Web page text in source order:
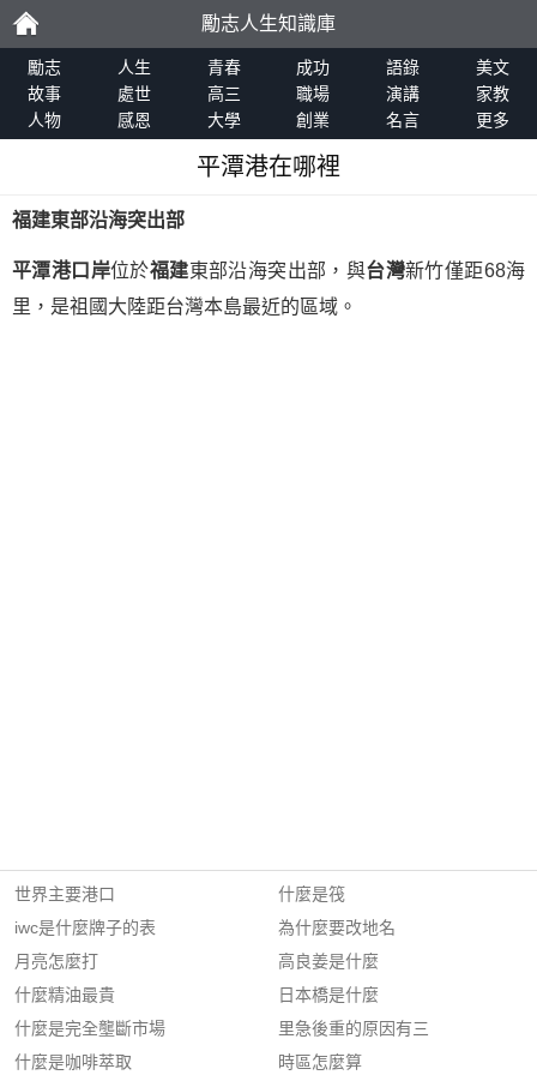
勵
志
勵志人生知識庫
勵志 人生 青春 成功 語錄
美文
故事
處世 高三 職場 演講
家教
人物
感恩 大學 創業 名言 更多
平潭港在哪裡
福建東部沿海突出部
平潭港口岸位於福建東部沿海突出部，與台灣新竹僅距68海
里，是祖國大陸距台灣本島最近的區域。
世界主要港口
iwc是什麼牌子的表
月亮怎麼打
什麼精油最貴
什麼是完全壟斷市場
什麼是咖啡萃取
什麼是筏
為什麼要改地名
高良姜是什麼
日本橋是什麼
里急後重的原因有三
時區怎麼算